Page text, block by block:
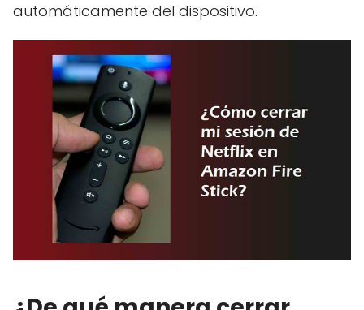
automáticamente del dispositivo.